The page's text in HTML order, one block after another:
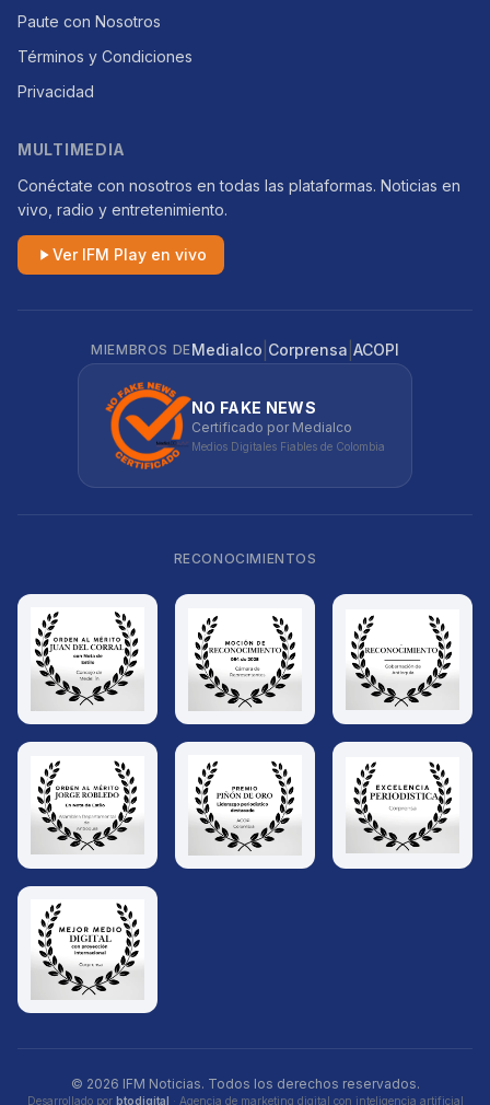
Paute con Nosotros
Términos y Condiciones
Privacidad
MULTIMEDIA
Conéctate con nosotros en todas las plataformas. Noticias en
vivo, radio y entretenimiento.
Ver IFM Play en vivo
MIEMBROS DEMedialco Corprensa ACOPI
NO FAKE NEWS
Certificado por Medialco
Medios Digitales Fiables de Colombia
RECONOCIMIENTOS
© 2026 IFM Noticias. Todos los derechos reservados.
Desarrollado por btodigital · Agencia de marketing digital con inteligencia artificial